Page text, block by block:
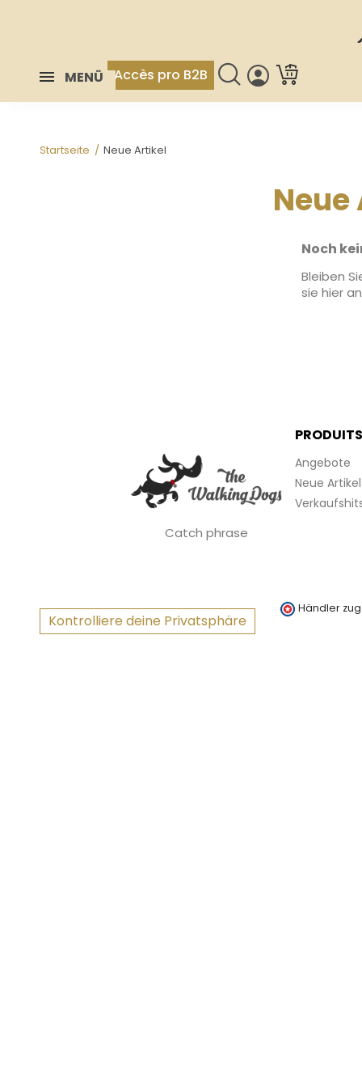
MENÜ Accès pro B2B
Startseite Neue Artikel
Noch
Bleiben
sie hier
Catch phrase
PRODUITS
Angebote
Neue Artikel
Kontrolliere deine Privatsphäre
Händler